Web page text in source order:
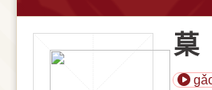
菒